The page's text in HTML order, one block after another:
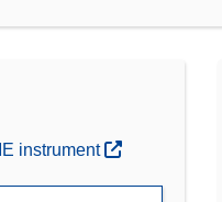
instrument